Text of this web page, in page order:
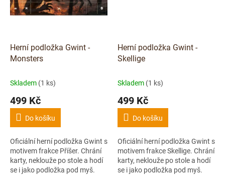
Herní podložka Gwint -
Monsters
Skladem (1 ks)
499 Kč
Do košíku
Oficiální herní podložka Gwint s
motivem frakce Příšer. Chrání
karty, neklouže po stole a hodí
se i jako podložka pod myš.
Herní podložka Gwint -
Skellige
Skladem (1 ks)
499 Kč
Do košíku
Oficiální herní podložka Gwint s
motivem frakce Skellige. Chrání
karty, neklouže po stole a hodí
se i jako podložka pod myš.